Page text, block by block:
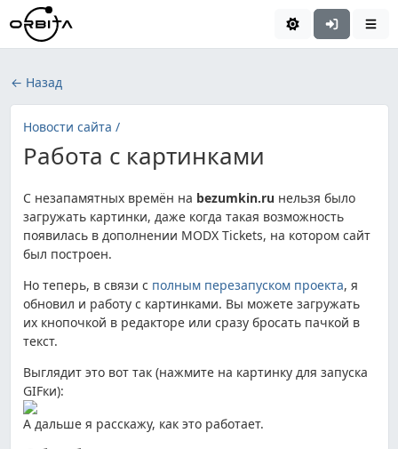
← Назад
Новости сайта /
Работа с картинками
С незапамятных времён на bezumkin.ru нельзя было
загружать картинки, даже когда такая возможность
появилась в дополнении MODX Tickets, на котором сайт
был построен.
Но теперь, в связи с полным перезапуском проекта, я
обновил и работу с картинками. Вы можете загружать
их кнопочкой в редакторе или сразу бросать пачкой в
текст.
Выглядит это вот так (нажмите на картинку для запуска
GIFки):
А дальше я расскажу, как это работает.